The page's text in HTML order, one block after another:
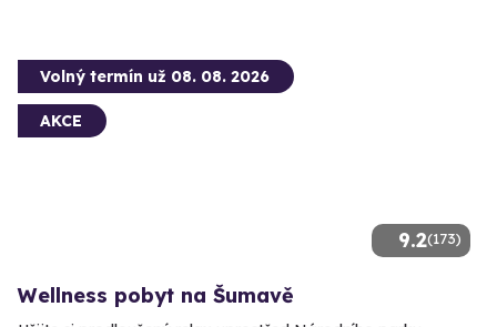
9.2(173)
Volný termín už 08. 08. 2026
AKCE
Wellness pobyt na Šumavě